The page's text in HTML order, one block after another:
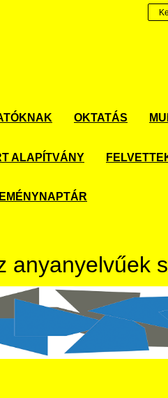
OKTATÁS
ALAPÍTVÁNY
anyanyelvűek